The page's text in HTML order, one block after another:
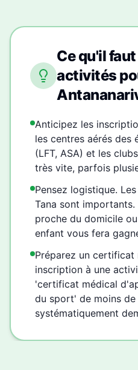
Ce qu'il
activités
Anticipez les
les centres aérés des
(LFT, ASA) et les
très vite, parfois
Pensez logistique.
Tana sont
proche du domicile
enfant vous fera
Préparez un
inscription à une
'certificat médical
du sport' de moins
systématiquement